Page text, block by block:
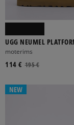
UGG NEUMEL
moterims
195 €
114 €
NEW